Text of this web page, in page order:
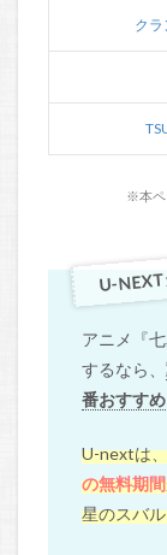
ク
※本ペ
U-
アニメ『
するなら、
番おすすめ
U-nextは、
の無料期間
星のスバ